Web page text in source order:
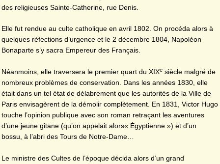
des religieuses Sainte-Catherine, rue Denis.
Elle fut rendue au culte catholique en avril 1802. On procéda alors à
quelques réfections d’urgence et le 2 décembre 1804, Napoléon
Bonaparte s’y sacra Empereur des Français.
Néanmoins, elle traversera le premier quart du XIXe siècle malgré de
nombreux problèmes de conservation. Dans les années 1830, elle
était dans un tel état de délabrement que les autorités de la Ville de
Paris envisagèrent de la démolir complètement. En 1831, Victor Hugo
touche l’opinion publique avec son roman retraçant les aventures
d’une jeune gitane (qu’on appelait alors« Égyptienne ») et d’un
bossu, à l’abri des Tours de Notre-Dame…
Le ministre des Cultes de l’époque décida alors d’un grand